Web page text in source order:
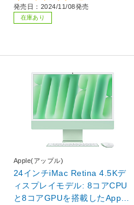
UY3J/A
発売日：2024/11/08発売
在庫あり
Apple(アップル)
24インチiMac Retina 4.5Kデ
ィスプレイモデル: 8コアCPU
と8コアGPUを搭載したApple